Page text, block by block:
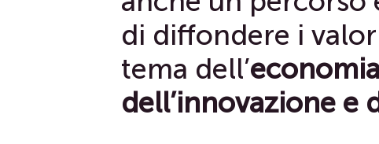
di diffondere i
tema dell’
dell’innovazione e